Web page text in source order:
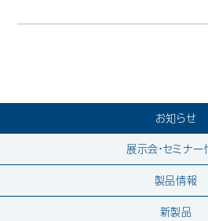
お知らせ
展示会・セミナー
製品情報
新製品